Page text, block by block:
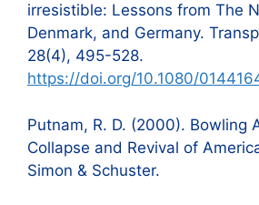
irresistible: Lessons from The
Denmark, and Germany.
28(4), 495-528.
https://doi.org/10.1080/
Putnam, R. D. (2000). Bowling
Collapse and Revival of
Simon & Schuster.